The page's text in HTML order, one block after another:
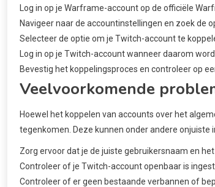
Log in op je Warframe-account op de officiële
Navigeer naar de accountinstellingen en zoek de
Selecteer de optie om je Twitch-account te
Log in op je Twitch-account wanneer daarom
Bevestig het koppelingsproces en controleer op
Veelvoorkomende
Hoewel het koppelen van accounts over het
tegenkomen. Deze kunnen onder andere
Zorg ervoor dat je de juiste gebruikersnaam en
Controleer of je Twitch-account openbaar is
Controleer of er geen bestaande verbannen of